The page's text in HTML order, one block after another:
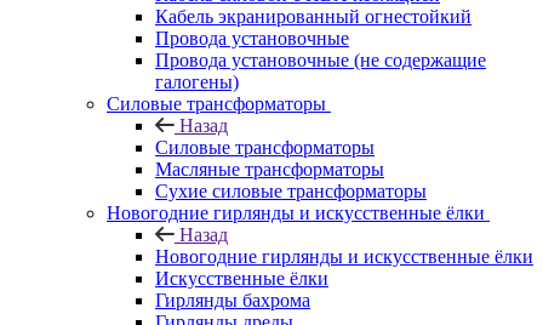
Кабель экранированный огнестойкий
Провода установочные
Провода установочные (не содержащие
галогены)
Силовые трансформаторы
Назад
Силовые трансформаторы
Масляные трансформаторы
Сухие силовые трансформаторы
Новогодние гирлянды и искусственные ёлки
Назад
Новогодние гирлянды и искусственные ёлки
Искусственные ёлки
Гирлянды бахрома